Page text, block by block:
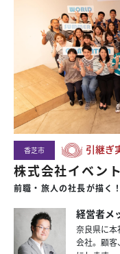
香芝市 引継ぎ
株式会社イベン
前職・旅人の社長が描く
経営者メ
奈良県に本
会社。顧客